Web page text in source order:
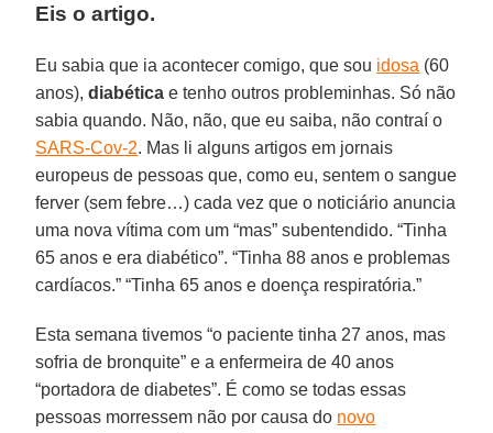
Eis o artigo.
Eu sabia que ia acontecer comigo, que sou idosa (60
anos),diabética e tenho outros probleminhas. Só não
sabia quando. Não, não, que eu saiba, não contraí o
SARS-Cov-2. Mas li alguns artigos em jornais
europeus de pessoas que, como eu, sentem o sangue
ferver (sem febre…) cada vez que o noticiário anuncia
uma nova vítima com um “mas” subentendido. “Tinha
65 anos e era diabético”. “Tinha 88 anos e problemas
cardíacos.” “Tinha 65 anos e doença respiratória.”
Esta semana tivemos “o paciente tinha 27 anos, mas
sofria de bronquite” e a enfermeira de 40 anos
“portadora de diabetes”. É como se todas essas
pessoas morressem não por causa do novo